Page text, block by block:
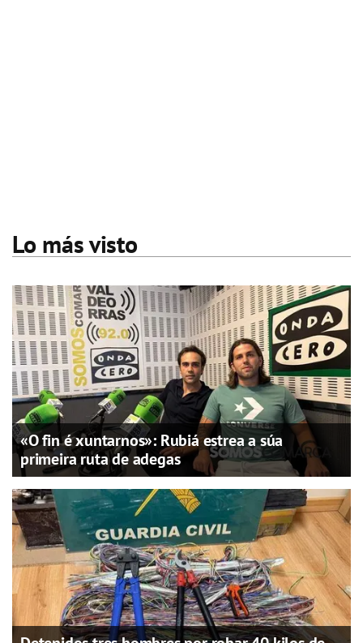
Lo más visto
«O fin é xuntarnos»: Rubiá estrea a súa
primeira ruta de adegas